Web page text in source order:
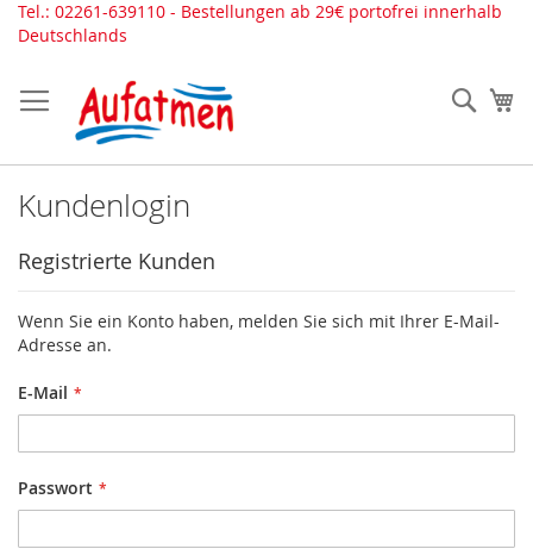
Direkt
zum
Tel.: 02261-639110 - Bestellungen ab 29€ portofrei innerhalb
Deutschlands
Kundenlogin
Registrierte Kunden
Wenn Sie ein Konto haben, melden Sie sich mit Ihrer E-Mail-
Adresse an.
E-Mail
Passwort